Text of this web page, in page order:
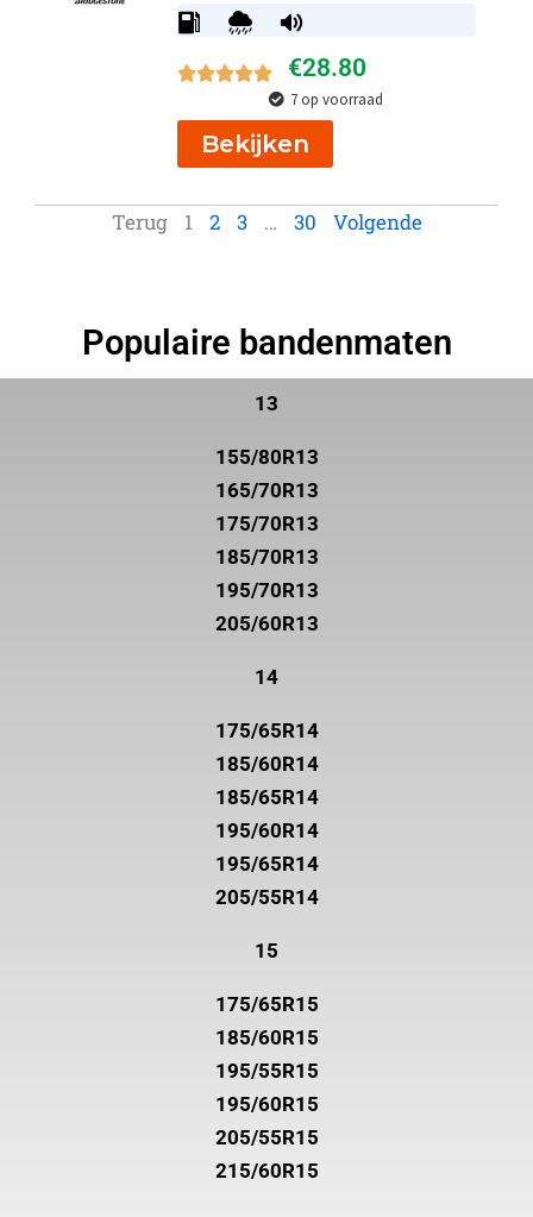
€28.80
7 op voorraad
Bekijken
Terug 1 2 3 … 30 Volgende
Populaire bandenmaten
13
155/80R13
165/70R13
175/70R13
185/70R13
195/70R13
205/60R13
14
175/65R14
185/60R14
185/65R14
195/60R14
195/65R14
205/55R14
15
175/65R15
185/60R15
195/55R15
195/60R15
205/55R15
215/60R15